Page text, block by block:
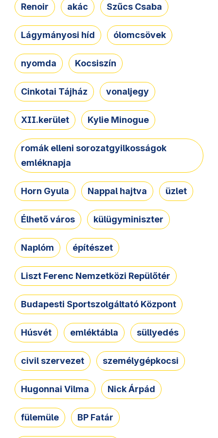
Renoir akác Szűcs Csaba
Lágymányosi híd ólomcsövek
nyomda Kocsiszín
Cinkotai Tájház vonaljegy
XII.kerület Kylie Minogue
romák elleni sorozatgyilkosságok
emléknapja
Horn Gyula Nappal hajtva üzlet
Élhető város külügyminiszter
Naplóm építészet
Liszt Ferenc Nemzetközi Repülőtér
Budapesti Sportszolgáltató Központ
Húsvét emléktábla süllyedés
civil szervezet személygépkocsi
Hugonnai Vilma Nick Árpád
fülemüle BP Fatár